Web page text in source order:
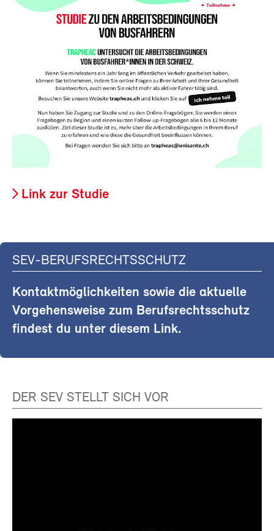
Link zur Studie
SEV-BERUFSRECHTSSCHUTZ
Kontaktmöglichkeiten sowie die aktuelle
Vorgehensweise zum Berufsrechtsschutz
findest du unter diesem Link.
DER SEV STELLT SICH VOR